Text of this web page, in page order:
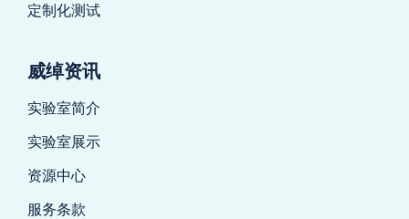
定制化测试
威绰资讯
实验室简介
实验室展示
资源中心
服务条款